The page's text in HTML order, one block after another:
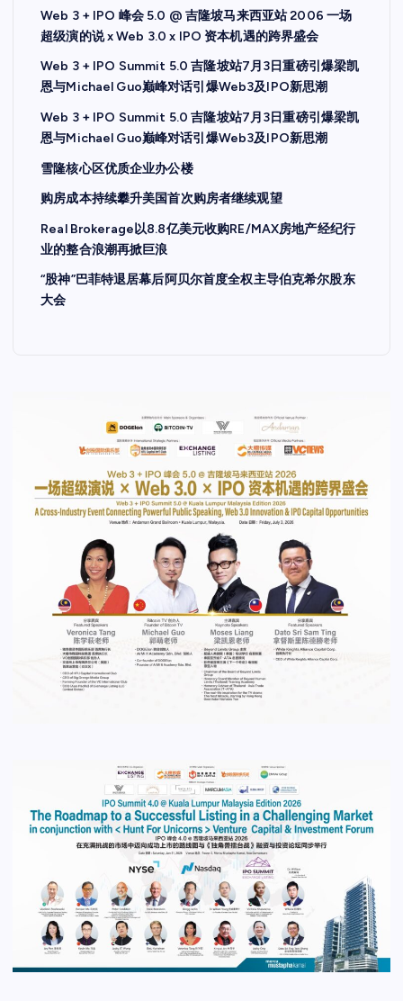
Web 3 + IPO 峰会 5.0 @ 吉隆坡马来西亚站 2006 一场
超级演的说 x Web 3.0 x IPO 资本机遇的跨界盛会
Web 3 + IPO Summit 5.0 吉隆坡站7月3日重磅引爆梁凯
恩与Michael Guo巅峰对话引爆Web3及IPO新思潮
Web 3 + IPO Summit 5.0 吉隆坡站7月3日重磅引爆梁凯
恩与Michael Guo巅峰对话引爆Web3及IPO新思潮
雪隆核心区优质企业办公楼
购房成本持续攀升美国首次购房者继续观望
Real Brokerage以8.8亿美元收购RE/MAX房地产经纪行
业的整合浪潮再掀巨浪
“股神”巴菲特退居幕后阿贝尔首度全权主导伯克希尔股东
大会